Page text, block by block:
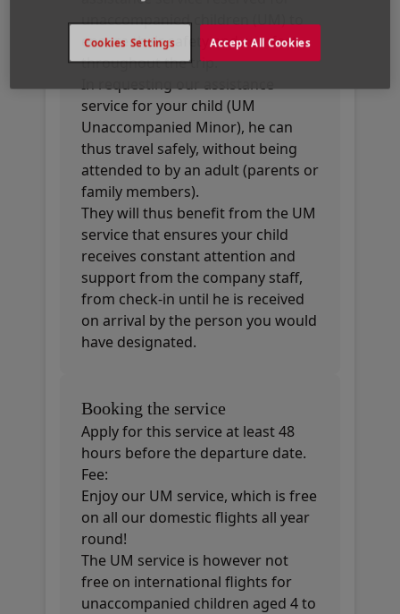
unaccompanied children (UM) to
ensure their safety and comfort
throughout the trip.
In requesting our assistance
service for your child (UM
Unaccompanied Minor), he can
thus travel safely, without being
attended to by an adult (parents or
family members).
They will thus benefit from the UM
service that ensures your child
receives constant attention and
support from the company staff,
from check-in until he is received
on arrival by the person you would
have designated.
Booking the service
Apply for this service at least 48
hours before the departure date.
Fee:
Enjoy our UM service, which is free
on all our domestic flights all year
round!
The UM service is however not
free on international flights for
unaccompanied children aged 4 to
Accept All Cookies
Cookies Settings